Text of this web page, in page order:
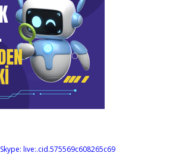
Skype: live:.cid.575569c608265c69